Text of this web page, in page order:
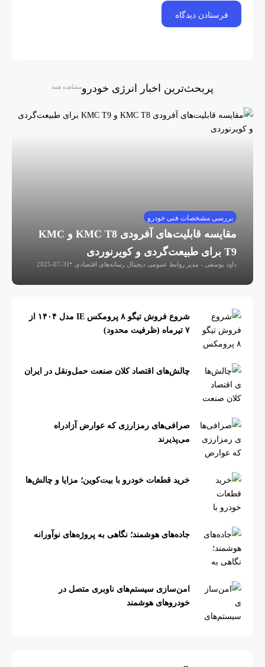
پربحث‌ترین اخبار انرژی خودرو مشاهده همه
بررسی مشخصات فنی خودرو
مقایسه قابلیت‌های آفرودی KMC T8 و KMC
داود یوسفی - مدیر روابط عمومی دیجیتال رسانه‌های اقتصادی 2025-07-31
شروع فروش تیگو ۸ پرومکس IE مدل ۱۴۰۴ از
۷ تیرماه (ظرفیت محدود)
چالش‌های اقتصاد کلان صنعت حمل‌ونقل در ایران
صرافی‌های رمزارزی که عوارض آزادراه
می‌پذیرند
خرید قطعات خودرو با بیت‌کوین؛ مزایا و چالش‌ها
جاده‌های هوشمند؛ نگاهی به پروژه‌های نوآورانه
امن‌سازی سیستم‌های ناوبری متصل در
خودروهای هوشمند